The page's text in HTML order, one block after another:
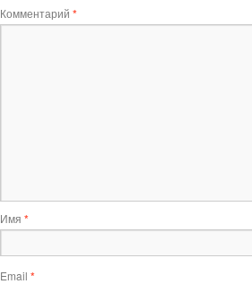
Комментарий *
Имя *
Email *